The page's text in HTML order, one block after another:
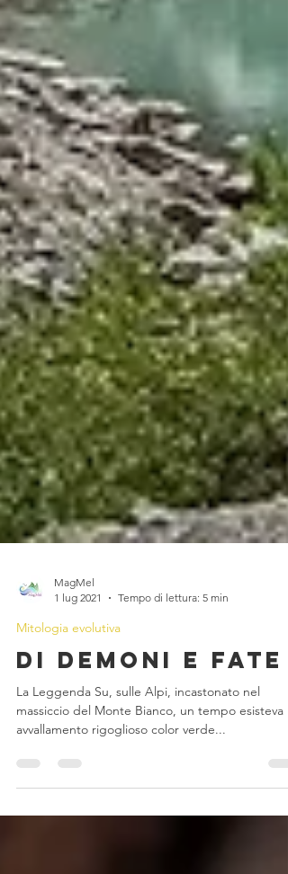
MagMel
1 lug 2021
Tempo di lettura: 5 min
Mitologia evolutiva
Di demoni e fate
La Leggenda Su, sulle Alpi, incastonato nel